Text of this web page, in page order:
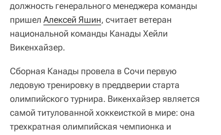
должность генерального менеджера команды
пришел Алексей Яшин, считает ветеран
национальной команды Канады Хейли
Викенхайзер.
Сборная Канады провела в Сочи первую
ледовую тренировку в преддверии старта
олимпийского турнира. Викенхайзер является
самой титулованной хоккеисткой в мире: она
трехкратная олимпийская чемпионка и